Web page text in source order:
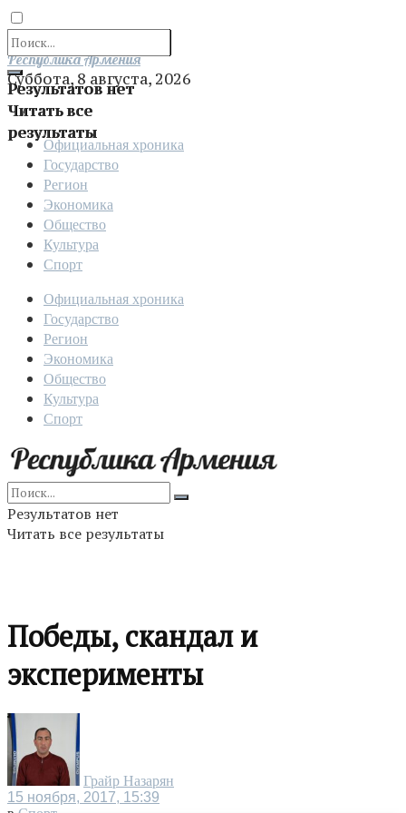
Результатов нет
Читать все
результаты
Отправить
Республика Армения
Суббота, 8 августа, 2026
Официальная хроника
Государство
Регион
Экономика
Общество
Культура
Спорт
Официальная хроника
Государство
Регион
Экономика
Общество
Культура
Спорт
Результатов нет
Читать все результаты
Победы, скандал и
эксперименты
Грайр Назарян
15 ноября, 2017, 15:39